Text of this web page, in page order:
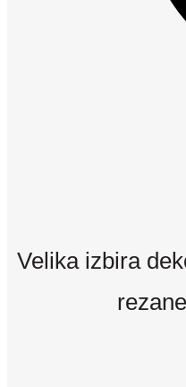
Velika izbira